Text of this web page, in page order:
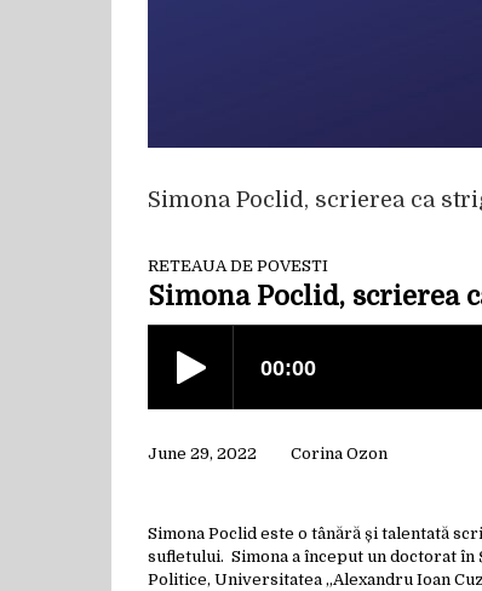
Simona Poclid, scrierea ca
RETEAUA DE POVESTI
Simona Poclid, scrierea
June 29, 2022 Corina Ozon
Simona Poclid este o tânără și talentată
sufletului. Simona a început un doctorat în
Politice, Universitatea „Alexandru Ioan